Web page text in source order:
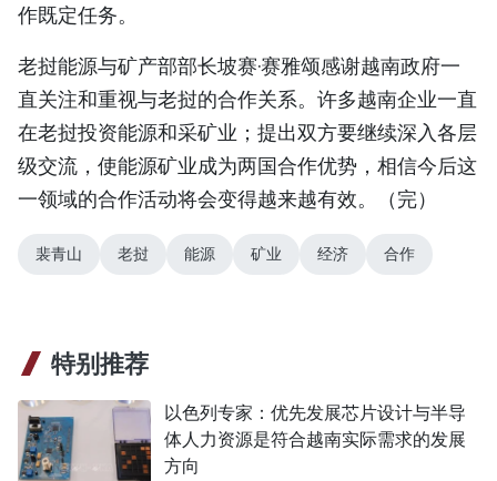
作既定任务。
老挝能源与矿产部部长坡赛·赛雅颂感谢越南政府一
直关注和重视与老挝的合作关系。许多越南企业一直
在老挝投资能源和采矿业；提出双方要继续深入各层
级交流，使能源矿业成为两国合作优势，相信今后这
一领域的合作活动将会变得越来越有效。（完）
裴青山 老挝 能源 矿业 经济 合作
特别推荐
以色列专家：优先发展芯片设计与半导
体人力资源是符合越南实际需求的发展
方向